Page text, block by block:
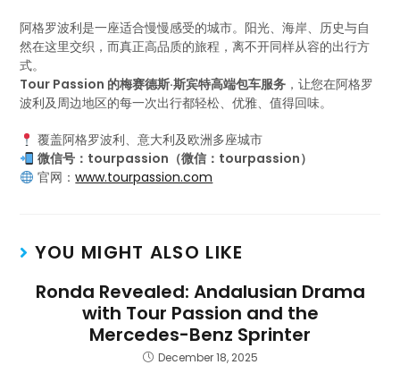
阿格罗波利是一座适合慢慢感受的城市。阳光、海岸、历史与自
然在这里交织，而真正高品质的旅程，离不开同样从容的出行方
式。
Tour Passion 的梅赛德斯·斯宾特高端包车服务 ，让您在阿格罗
波利及周边地区的每一次出行都轻松、优雅、值得回味。
覆盖阿格罗波利、意大利及欧洲多座城市
微信号：tourpassion（微信：tourpassion）
官网：www.tourpassion.com
YOU MIGHT ALSO LIKE
Ronda Revealed: Andalusian Drama
with Tour Passion and the
Mercedes-Benz Sprinter
December 18, 2025